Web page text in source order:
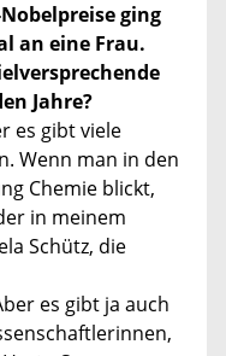
ging
an eine Frau.
Jahre?
es gibt viele
Wenn man in den
Chemie blickt,
in meinem
Schütz, die
es gibt ja auch